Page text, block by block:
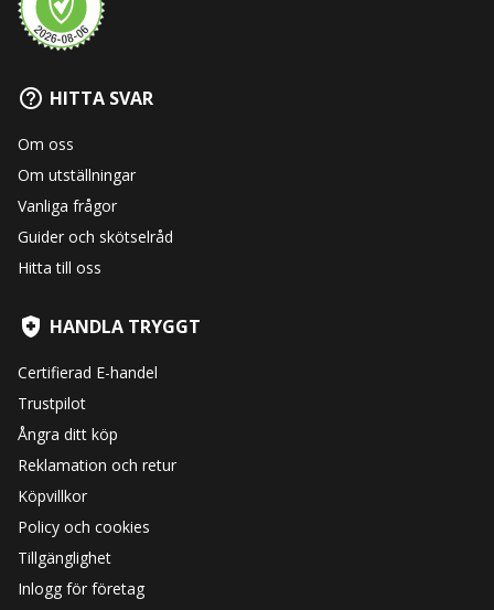
HITTA SVAR
Om oss
Om utställningar
Vanliga frågor
Guider och skötselråd
Hitta till oss
HANDLA TRYGGT
Certifierad E-handel
Trustpilot
Ångra ditt köp
Reklamation och retur
Köpvillkor
Policy och cookies
Tillgänglighet
Inlogg för företag